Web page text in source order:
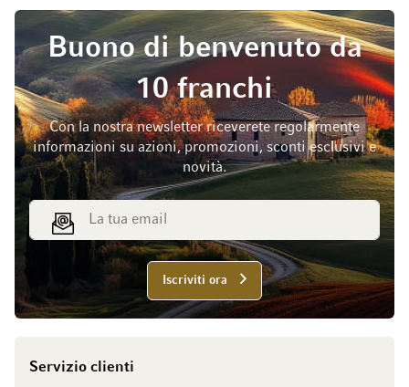
Buono di benvenuto da
10 franchi
Con la nostra newsletter riceverete regolarmente
informazioni su azioni, promozioni, sconti esclusivi e
novità.
Indirizzo email
Iscriviti ora
Servizio clienti